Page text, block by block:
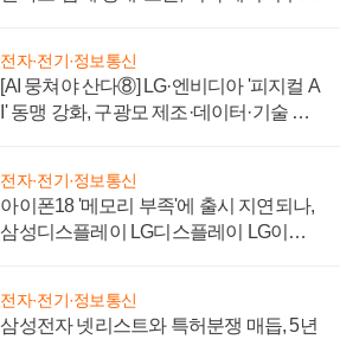
전자·전기·정보통신
[AI 뭉쳐야 산다⑧] LG·엔비디아 '피지컬 A
I' 동맹 강화, 구광모 제조·데이터·기술 결
전자·전기·정보통신
아이폰18 '메모리 부족'에 출시 지연되나,
삼성디스플레이 LG디스플레이 LG이노
전자·전기·정보통신
삼성전자 넷리스트와 특허분쟁 매듭, 5년